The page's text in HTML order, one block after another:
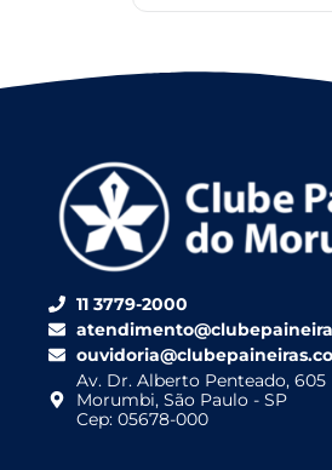
11 3779-2000
Av. Dr. Alberto Penteado, 605
Morumbi, São Paulo - SP
Cep: 05678-000